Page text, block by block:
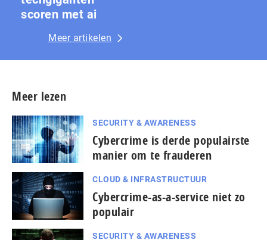
scoren met ai
Meer artikelen
Meer lezen
SECURITY & AWARENESS
Cybercrime is derde populairste
manier om te frauderen
CLOUD & INFRASTRUCTUUR
Cybercrime-as-a-service niet zo
populair
SECURITY & AWARENESS